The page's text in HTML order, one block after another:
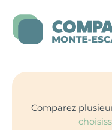
contenu
Comparez